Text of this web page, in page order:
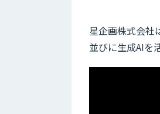
星企画株式会社
並びに生成AIを